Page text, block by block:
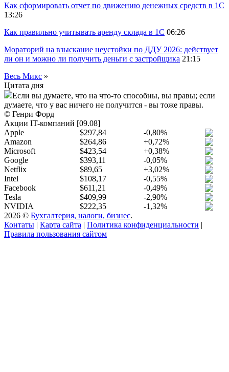
Как сформировать отчет по движению денежных средств в 1С
13:26
Как правильно учитывать аренду склада в 1С 06:26
Мораторий на взыскание неустойки по ДДУ 2026: действует
ли он и можно ли получить деньги с застройщика 21:15
Весь Микс »
Цитата дня
Если вы думаете, что на что-то способны, вы правы; если
думаете, что у вас ничего не получится - вы тоже правы.
© Генри Форд
Акции IT-компаний [09.08]
Apple
$297,84
-0,80%
Amazon
$264,86
+0,72%
Microsoft
$423,54
+0,38%
Google
$393,11
-0,05%
Netflix
$89,65
+3,02%
Intel
$108,17
-0,55%
Facebook
$611,21
-0,49%
Tesla
$409,99
-2,90%
NVIDIA
$222,35
-1,32%
2026 © Бухгалтерия, налоги, бизнес.
Контаты | Карта сайта | Политика конфиденциальности |
Правила пользования сайтом